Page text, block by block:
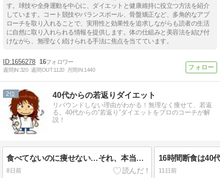
す。球技や全身運動を中心に、ダイエットと健康維持に役立つ方法を紹介
しています。コート競技やバランスボール、骨盤矯正など、多角的なアプ
ローチを取り入れることで、実用性と効果性を追求しながらも読者の生活
に自然に取り入れられる情報を提供します。体の仕組みと美容法を結び付
けながら、無理なく続けられる手法に焦点を当てています。
1656278 16
週間IN:320 週間OUT:1120 月間IN:1440
2 40代からの若返りダイエット
リバウンドしない理由がわかる！無理なく痩せて、若返
る。40代からの“若返り”ダイエットをプロのコーチが解
説！
食べてないのに痩せない…それ、本当に停滞期？
8日前 11日前